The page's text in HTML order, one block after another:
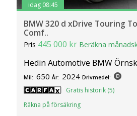
idag 08:45
BMW 320 d xDrive Touring
Comf..
Pris 445 000 kr Beräkna
Hedin Automotive BMW
Mil: 650 År: 2024 Drivmedel:
Gratis historik (5)
Räkna på försäkring